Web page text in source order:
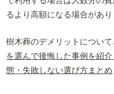
るより高額になる場合があり
樹木葬のデメリットについて
を選んで後悔した事例を紹
態・失敗しない選び方まとめ